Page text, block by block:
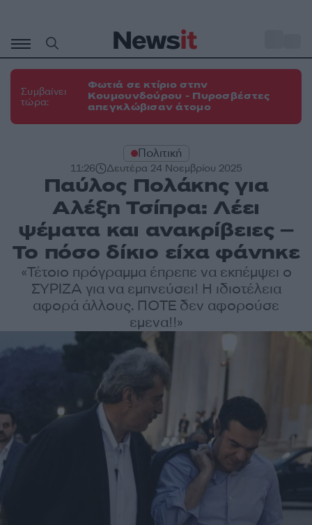
περιεχόμενο
Συμβαίνει
τώρα:
Φωτιά σε κτίριο στην
Κουμουνδούρου - Πυροσβέστες
απεγκλώβισαν άτομο
Πολιτική
11:26 Δευτέρα 24 Νοεμβρίου 2025
Παύλος Πολάκης για
Αλέξη Τσίπρα: Λέει
ψέματα και ανακρίβειες –
Το πόσο δίκιο είχα φάνηκε
«Τέτοιο πρόγραμμα έπρεπε να εκπέμψει ο
ΣΥΡΙΖΑ για να εμπνεύσει! Η ιδιοτέλεια
αφορά άλλους. ΠΟΤΕ δεν αφορούσε
εμενα!!»